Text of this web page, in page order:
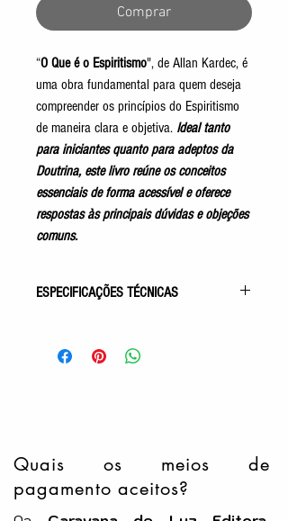
Comprar
“O Que é o Espiritismo", de Allan Kardec, é
uma obra fundamental para quem deseja
compreender os princípios do Espiritismo
de maneira clara e objetiva. Ideal tanto
para iniciantes quanto para adeptos da
Doutrina, este livro reúne os conceitos
essenciais de forma acessível e oferece
respostas às principais dúvidas e objeções
comuns.
ESPECIFICAÇÕES TÉCNICAS
Acabamento: Capa Comum
Autor (a): Allan Kardec
que buscam um entendimento sólido e
equilibrado sobre o Espiritismo!
Quais os meios de
pagamento aceitos?